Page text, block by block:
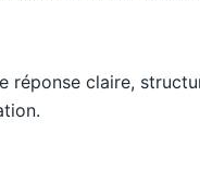
réponse claire,